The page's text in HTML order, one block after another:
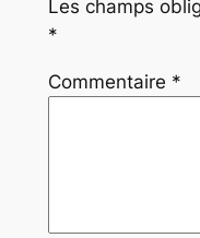
Les champs
*
Commentaire *